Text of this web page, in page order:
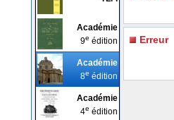
Académie
9e édition
Académie
8e édition
Académie
4e édition
Erreur